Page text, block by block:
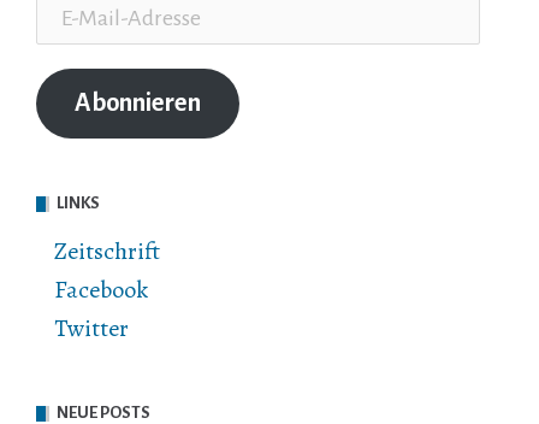
Mail-
Adresse
Abonnieren
LINKS
Zeitschrift
Facebook
Twitter
NEUE POSTS